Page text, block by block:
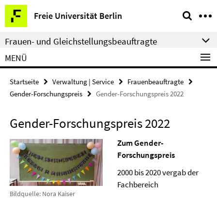
Springe
direkt
zu
Inhalt
Freie Universität Berlin
Service-
Navigation
Frauen- und Gleichstellungsbeauftragte
MENÜ
Startseite Verwaltung | Service
Frauenbeauftragte
Gender-Forschungspreis
Gender-Forschungspreis 2022
Gender-Forschungspreis 2022
Bildquelle: Nora Kaiser
Zum Gender-
Forschungspreis
2000 bis 2020 vergab der
Fachbereich